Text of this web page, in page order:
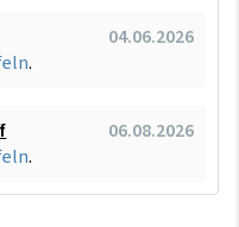
04.06.2026
.
06.08.2026
.